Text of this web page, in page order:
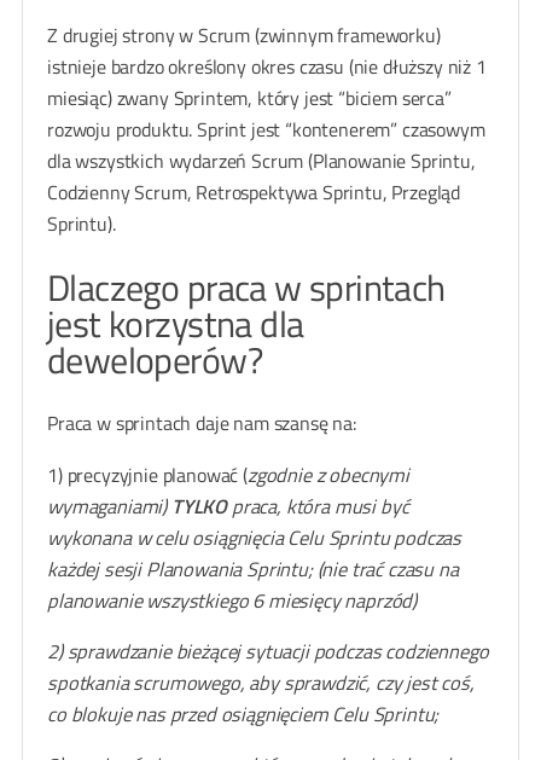
Z drugiej strony w Scrum (zwinnym frameworku)
istnieje bardzo określony okres czasu (nie dłuższy niż 1
miesiąc) zwany Sprintem, który jest “biciem serca”
rozwoju produktu. Sprint jest “kontenerem” czasowym
dla wszystkich wydarzeń Scrum (Planowanie Sprintu,
Codzienny Scrum, Retrospektywa Sprintu, Przegląd
Sprintu).
Dlaczego praca w sprintach
jest korzystna dla
deweloperów?
Praca w sprintach daje nam szansę na:
1) precyzyjnie planować (zgodnie z obecnymi
wymaganiami) TYLKOpraca, która musi być
wykonana w celu osiągnięcia Celu Sprintu podczas
każdej sesji Planowania Sprintu; (nie trać czasu na
planowanie wszystkiego 6 miesięcy naprzód)
2) sprawdzanie bieżącej sytuacji podczas codziennego
spotkania scrumowego, aby sprawdzić, czy jest coś,
co blokuje nas przed osiągnięciem Celu Sprintu;